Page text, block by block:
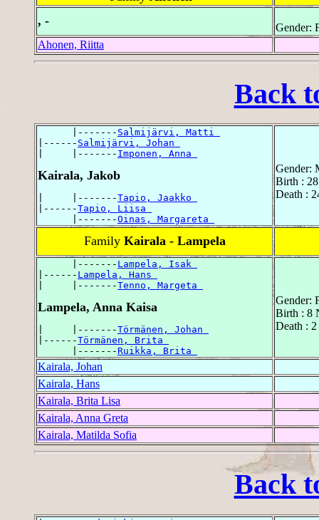
, -
Gender:
Ahonen, Riitta
Back
      |-------
Salmijärvi, Matti
|------ Salmijärvi, Johan
|     |------- Imponen, Anna
Kairala, Jakob
|     |-------Tapio, Jaakko
|------Tapio, Liisa
      |-------
Oinas, Margareta
Gender:
Birth :
Death :
Family Kairala - Lampela
      |-------
Lampela, Isak
|------ Lampela, Hans
|     |-------Tenno, Margeta
Lampela, Anna Kaisa
|     |-------Törmänen, Johan
|------Törmänen, Brita
      |-------
Ruikka, Brita
Gender:
Birth : 8
Death :
Kairala, Johan
Kairala, Hans
Kairala, Brita Lisa
Kairala, Anna Greta
Kairala, Matilda Sofia
Back